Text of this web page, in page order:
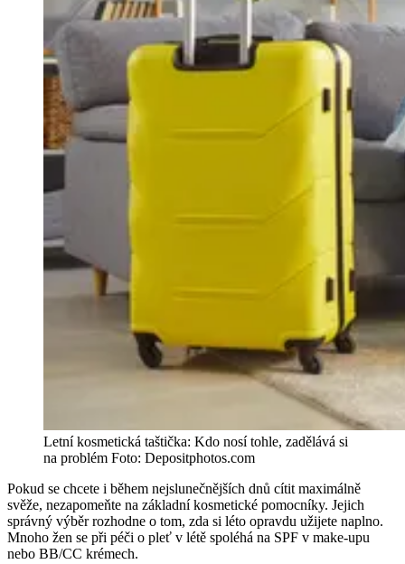
Letní kosmetická taštička: Kdo nosí tohle, zadělává si
na problém Foto: Depositphotos.com
Pokud se chcete i během nejslunečnějších dnů cítit maximálně
svěže, nezapomeňte na základní kosmetické pomocníky. Jejich
správný výběr rozhodne o tom, zda si léto opravdu užijete naplno.
Mnoho žen se při péči o pleť v létě spoléhá na SPF v make-upu
nebo BB/CC krémech.